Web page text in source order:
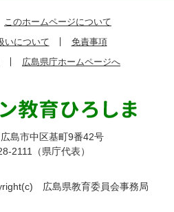
このホームページについて
いについて
免責事項
広島県庁ホームページへ
広島市中区基町9番42号
2111（県庁代表）
広島県教育委員会事務局